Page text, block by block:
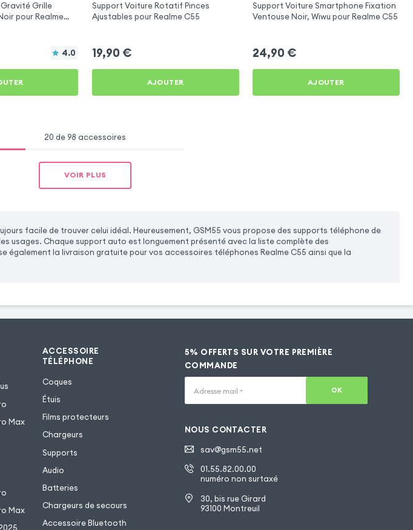
Grille
pour Realme
4.0
Support Voiture Rotatif Pinces
Ajustables pour Realme C55
19,90 €
AJOUTER
Support Voiture Smartphone Fixation
Ventouse Noir, Wiwu pour Realme C55
24,90 €
AJOUTER
20 de 98 accessoires
VOIR PLUS
facile de trouver celui idéal. Heureusement, GSM55 vous propose des supports téléphone de
usages. Chaque support auto est longuement présenté avec la liste complète des
la livraison gratuite pour vos accessoires téléphones Realme C55 ainsi que la
Max
Max
ACCESSOIRE
TÉLÉPHONE
Coques
Étuis
Films protecteurs
Chargeurs
Supports
Audio
Batteries
Chargeurs de secours
Accessoire Bluetooth
5% OFFERTS SUR VOTRE PREMIÈRE
COMMANDE
Adresse mail * OK
NOUS CONTACTER
sav@gsm55.net
01.55.82.00.00
numéro non surtaxé
30, bis rue Girard
93100 Montreuil